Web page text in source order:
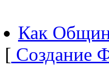
Как
[ Создание